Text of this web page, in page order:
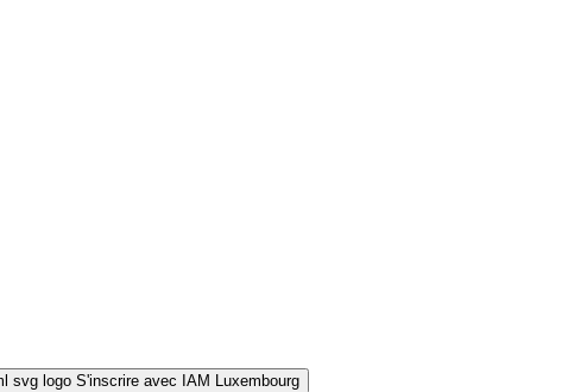
S'inscrire avec IAM Luxembourg